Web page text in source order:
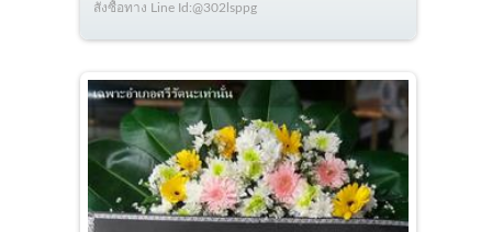
สั่งซื้อทาง Line Id:@302lsppg